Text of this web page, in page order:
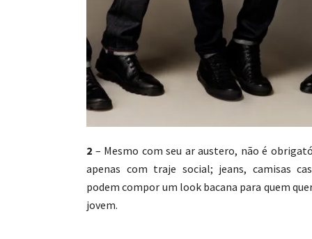
2 – Mesmo com seu ar austero, não é
apenas com traje social; jeans, camisas
podem compor um look bacana para quem
jovem.